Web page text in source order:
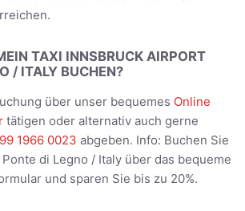
TAXI INNSBRUCK AIRPORT
/ ITALY BUCHEN?
über unser bequemes Online
tätigen oder alternativ auch gerne
1966 0023 abgeben. Info: Buchen Sie
di Legno / Italy über das bequeme
und sparen Sie bis zu 20%.